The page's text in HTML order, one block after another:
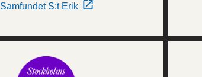
Samfundet S:t Erik